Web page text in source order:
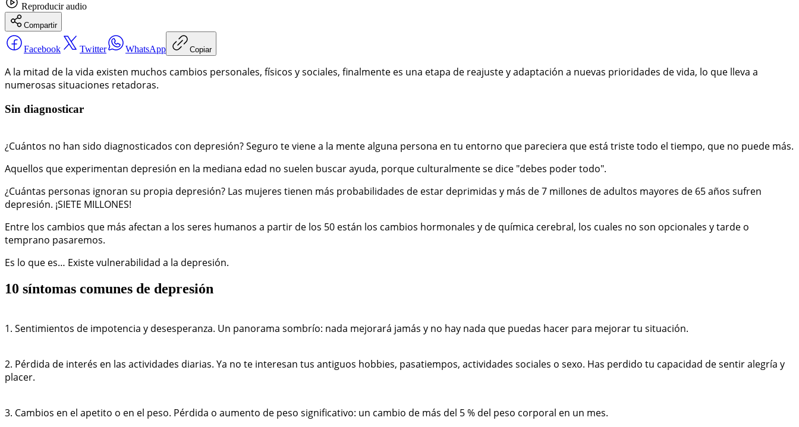
Reproduciraudio
Compartir
Facebook Twitter WhatsApp Copiar
A la mitad de la vida existen muchos cambios personales, físicos y sociales, finalmente es una etapa de reajuste y adaptación a nuevas prioridades de vida, lo que lleva a
numerosas situaciones retadoras.
Sin diagnosticar
¿Cuántos no han sido diagnosticados con depresión? Seguro te viene a la mente alguna persona en tu entorno que pareciera que está triste todo el tiempo, que no puede más.
Aquellos que experimentan depresión en la mediana edad no suelen buscar ayuda, porque culturalmente se dice "debes poder todo".
¿Cuántas personas ignoran su propia depresión? Las mujeres tienen más probabilidades de estar deprimidas y más de 7 millones de adultos mayores de 65 años sufren
depresión. ¡SIETE MILLONES!
Entre los cambios que más afectan a los seres humanos a partir de los 50 están los cambios hormonales y de química cerebral, los cuales no son opcionales y tarde o
temprano pasaremos.
Es lo que es… Existe vulnerabilidad a la depresión.
10 síntomas comunes de depresión
1. Sentimientos de impotencia y desesperanza. Un panorama sombrío: nada mejorará jamás y no hay nada que puedas hacer para mejorar tu situación.
2. Pérdida de interés en las actividades diarias. Ya no te interesan tus antiguos hobbies, pasatiempos, actividades sociales o sexo. Has perdido tu capacidad de sentir alegría y
placer.
3. Cambios en el apetito o en el peso. Pérdida o aumento de peso significativo: un cambio de más del 5 % del peso corporal en un mes.